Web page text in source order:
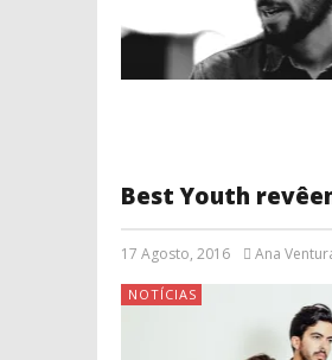
Best Youth
17 Agosto, 2016 Ana
NOTÍCIAS